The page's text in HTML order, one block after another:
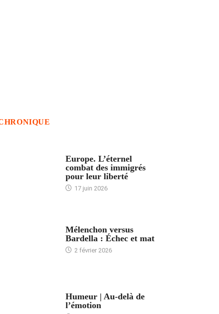
Europe. L’éternel
combat des immigrés
pour leur liberté
17 juin 2026
Mélenchon versus
Bardella : Échec et mat
2 février 2026
Humeur | Au-delà de
l’émotion